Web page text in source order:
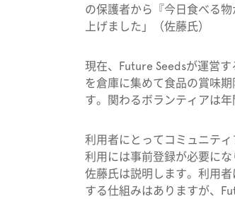
の保護者から『今日食べる
上げました」（佐藤氏）
現在、Future Seedsが運営
を倉庫に集めて食品の賞味
す。関わるボランティアは
利用者にとってコミュニテ
利用には事前登録が必要に
佐藤氏は説明します。利用
する仕組みはありますが、